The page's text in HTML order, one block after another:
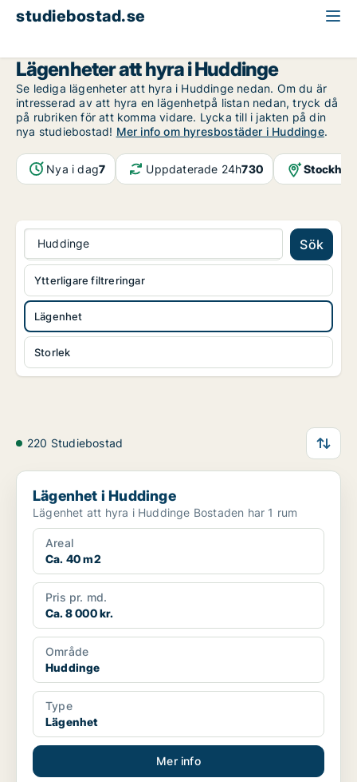
studiebostad.se
Lägenheter att hyra i Huddinge
Se lediga lägenheter att hyra i Huddinge nedan. Om du är
intresserad av att hyra en lägenhetpå listan nedan, tryck då
på rubriken för att komma vidare. Lycka till i jakten på din
nya studiebostad! Mer info om hyresbostäder i Huddinge.
Nya i dag7 Uppdaterade 24h730
Huddinge Sök
Lägenhet
Storlek
Ytterligare filtreringar
220 Studiebostad
Lägenhet i Huddinge
Lägenhet i Huddinge
Lägenhet att hyra i Huddinge Bostaden har 1 rum
Areal
Ca. 40 m2
Pris pr. md.
Ca. 8 000 kr.
Område
Huddinge
Type
Lägenhet
Mer info